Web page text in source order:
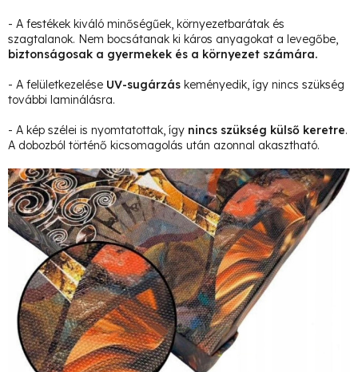
- A festékek kiváló minőségűek, környezetbarátak és
szagtalanok. Nem bocsátanak ki káros anyagokat a levegőbe,
biztonságosak a gyermekek és a környezet számára.
- A felületkezelése UV-sugárzás keményedik, így nincs szükség
további laminálásra.
- A kép szélei is nyomtatottak, így nincs szükség külső keretre.
A dobozból történő kicsomagolás után azonnal akasztható.